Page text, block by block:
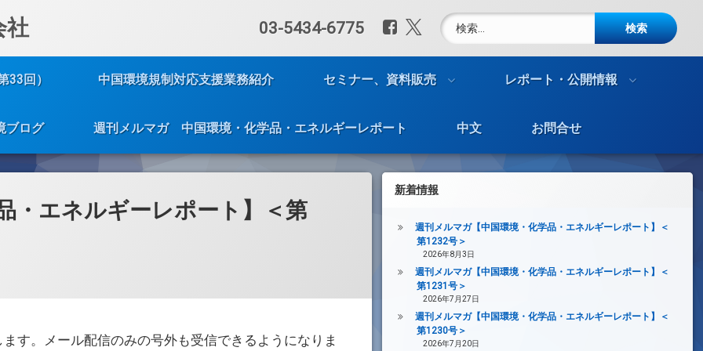
社 電話番号:
03-5434-6775 Facebook
X.com
検索:
33回） 中国環境規制対応支援業務紹介 セミナー、資料販売 レポート・公開情報
ブログ 週刊メルマガ 中国環境・化学品・エネルギーレポート 中文 お問合せ
・エネルギーレポート】＜第
す。メール配信のみの号外も受信できるようになりま
新着情報
週刊メルマガ【中国環境・化学品・エネルギーレポート】＜
第1232号＞
2026年8月3日
週刊メルマガ【中国環境・化学品・エネルギーレポート】＜
第1231号＞
2026年7月27日
週刊メルマガ【中国環境・化学品・エネルギーレポート】＜
第1230号＞
2026年7月20日